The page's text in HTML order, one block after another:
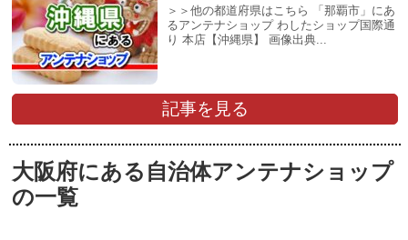
＞＞他の都道府県はこちら 「那覇市」にあ
るアンテナショップ わしたショップ国際通
り 本店【沖縄県】 画像出典...
記事を見る
大阪府にある自治体アンテナショップ
の一覧